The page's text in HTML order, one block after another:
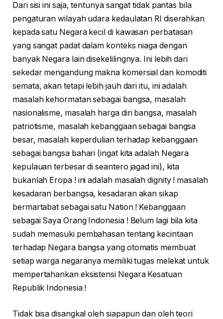
Dari sisi ini saja, tentunya sangat tidak pantas bila
pengaturan wilayah udara kedaulatan RI diserahkan
kepada satu Negara kecil di kawasan perbatasan
yang sangat padat dalam konteks niaga dengan
banyak Negara lain disekelilingnya. Ini lebih dari
sekedar mengandung makna komersial dan komoditi
semata, akan tetapi lebih jauh dari itu, ini adalah
masalah kehormatan sebagai bangsa, masalah
nasionalisme, masalah harga diri bangsa, masalah
patriotisme, masalah kebanggaan sebagai bangsa
besar, masalah keperdulian terhadap kebanggaan
sebagai bangsa bahari (ingat kita adalah Negara
kepulauan terbesar di seantero jagad ini), kita
bukanlah Eropa ! ini adalah masalah dignity ! masalah
kesadaran berbangsa, kesadaran akan sikap
bermartabat sebagai satu Nation ! Kebanggaan
sebagai Saya Orang Indonesia ! Belum lagi bila kita
sudah memasuki pembahasan tentang kecintaan
terhadap Negara bangsa yang otomatis membuat
setiap warga negaranya memiliki tugas melekat untuk
mempertahankan eksistensi Negara Kesatuan
Republik Indonesia !
Tidak bisa disangkal oleh siapapun dan oleh teori